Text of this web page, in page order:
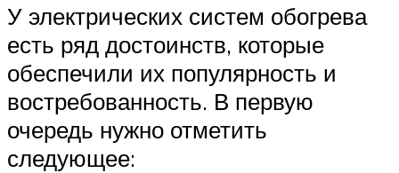
У электрических систем обогрева
есть ряд достоинств, которые
обеспечили их популярность и
востребованность. В первую
очередь нужно отметить
следующее: